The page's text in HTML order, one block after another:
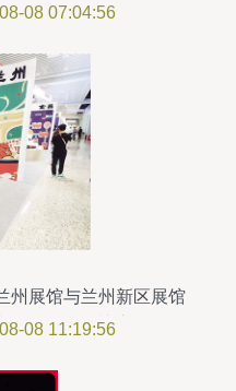
验08 07:04:56
州展馆与兰州新区展馆
道具置景引关注
08 11:19:56